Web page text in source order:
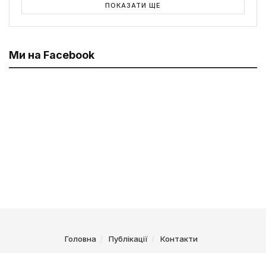
ПОКАЗАТИ ЩЕ
Ми на Facebook
Головна Публікації Контакти